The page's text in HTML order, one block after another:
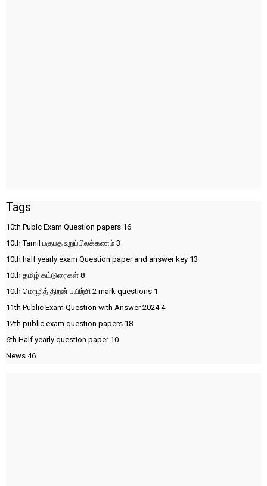
Tags
10th Pubic Exam Question papers 16
10th Tamil பகுபத உறுப்பிலக்கணம் 3
10th half yearly exam Question paper and answer key 13
10th தமிழ் கட்டுரைகள் 8
10th மொழித் திறன் பயிற்சி 2 mark questions 1
11th Public Exam Question with Answer 20244
12th public exam question papers 18
6th Half yearly question paper 10
News 46